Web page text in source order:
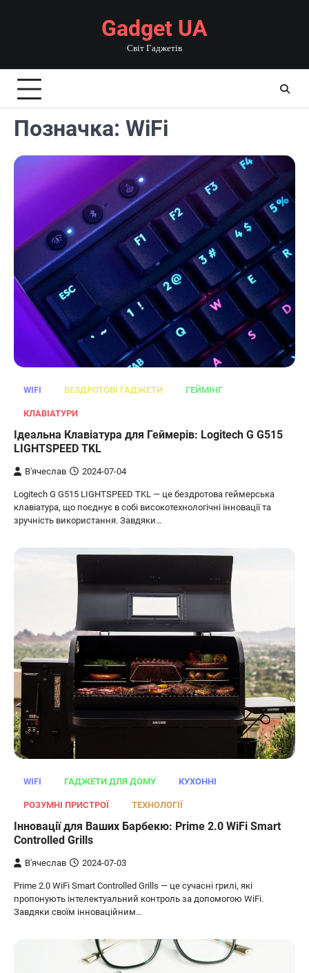
Gadget UA
Світ Гаджетів
Позначка: WiFi
WIFI БЕЗДРОТОВІ ГАДЖЕТИ ГЕЙМІНГ
КЛАВІАТУРИ
Ідеальна Клавіатура для Геймерів: Logitech G G515
LIGHTSPEED TKL
В'ячеслав 2024-07-04
Logitech G G515 LIGHTSPEED TKL — це бездротова геймерська
клавіатура, що поєднує в собі високотехнологічні інновації та
зручність використання. Завдяки…
WIFI ГАДЖЕТИ ДЛЯ ДОМУ КУХОННІ
РОЗУМНІ ПРИСТРОЇ ТЕХНОЛОГІЇ
Інновації для Ваших Барбекю: Prime 2.0 WiFi Smart
Controlled Grills
В'ячеслав 2024-07-03
Prime 2.0 WiFi Smart Controlled Grills — це сучасні грилі, які
пропонують інтелектуальний контроль за допомогою WiFi.
Завдяки своїм інноваційним…